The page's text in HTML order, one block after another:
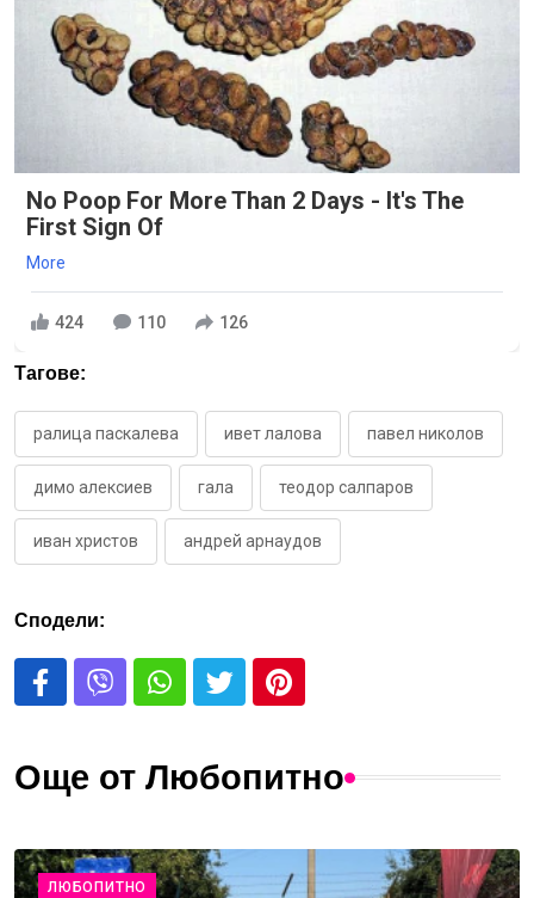
No Poop For More Than 2 Days - It's The
First Sign Of
More
424 110 126
Тагове:
ралица паскалева ивет лалова павел николов
димо алексиев гала теодор салпаров
иван христов андрей арнаудов
Сподели:
Още от Любопитно
ЛЮБОПИТНО